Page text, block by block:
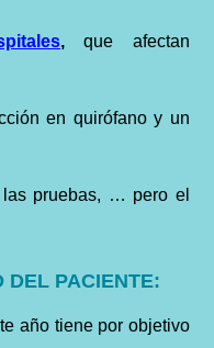
,que afectan
en quirófano y un
las pruebas, … pero el
DEL PACIENTE:
año tiene por objetivo